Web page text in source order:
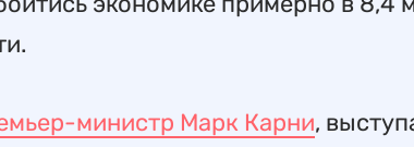
министр Марк Карни,